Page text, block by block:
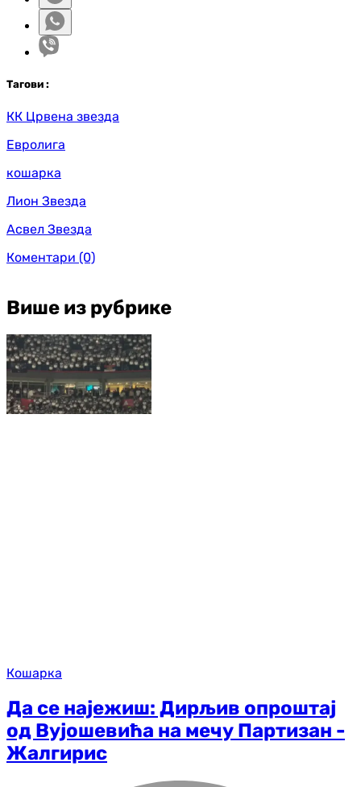
Тагови :
КК Црвена звезда
Евролига
кошарка
Лион Звезда
Асвел Звезда
Коментари (0)
Више из рубрике
Кошарка
Да се најежиш: Дирљив опроштај
од Вујошевића на мечу Партизан -
Жалгирис